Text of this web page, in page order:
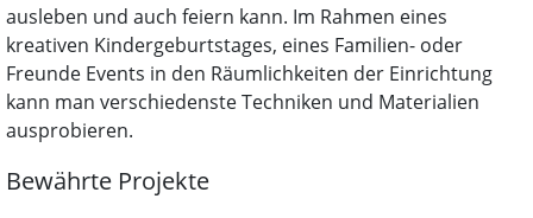
ausleben und auch feiern kann. Im Rahmen eines
kreativen Kindergeburtstages, eines Familien- oder
Freunde Events in den Räumlichkeiten der Einrichtung
kann man verschiedenste Techniken und Materialien
ausprobieren.
Bewährte Projekte